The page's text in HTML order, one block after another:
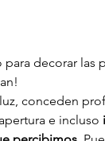
para decorar las
conceden
e incluso